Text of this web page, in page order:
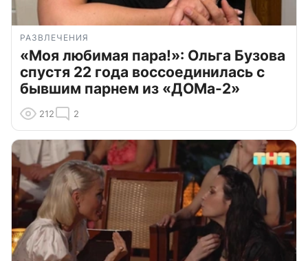
РАЗВЛЕЧЕНИЯ
«Моя любимая пара!»: Ольга Бузова
спустя 22 года воссоединилась с
бывшим парнем из «ДОМа-2»
212 2